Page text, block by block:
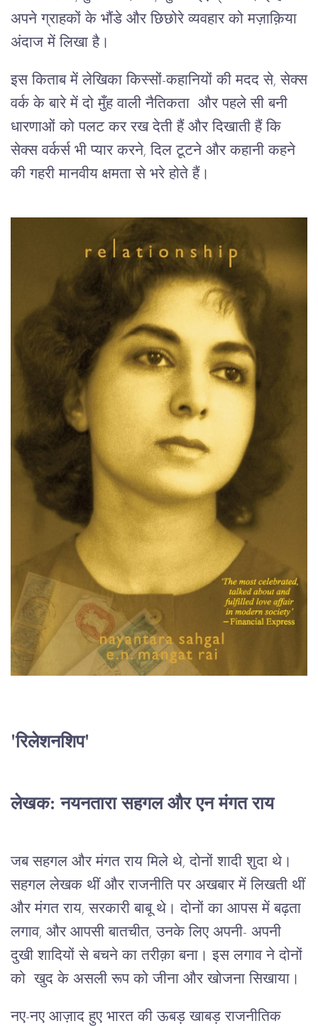
अपने ग्राहकों के भौंडे और छिछोरे व्यवहार को मज़ाक़िया
अंदाज में लिखा है।
इस किताब में लेखिका किस्सों-कहानियों की मदद से, सेक्स
वर्क के बारे में दो मुँह वाली नैतिकता और पहले सी बनी
धारणाओं को पलट कर रख देती हैं और दिखाती हैं कि
सेक्स वर्कर्स भी प्यार करने, दिल टूटने और कहानी कहने
की गहरी मानवीय क्षमता से भरे होते हैं।
'रिलेशनशिप'
लेखक: नयनतारा सहगल और एन मंगत राय
जब सहगल और मंगत राय मिले थे, दोनों शादी शुदा थे।
सहगल लेखक थीं और राजनीति पर अखबार में लिखती थीं
और मंगत राय, सरकारी बाबू थे। दोनों का आपस में बढ़ता
लगाव, और आपसी बातचीत, उनके लिए अपनी- अपनी
दुखी शादियों से बचने का तरीक़ा बना। इस लगाव ने दोनों
को खुद के असली रूप को जीना और खोजना सिखाया।
नए-नए आज़ाद हुए भारत की ऊबड़ खाबड़ राजनीतिक